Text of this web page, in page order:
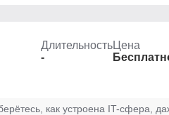
Длительность
-
Цена
как устроена IT-сфера,